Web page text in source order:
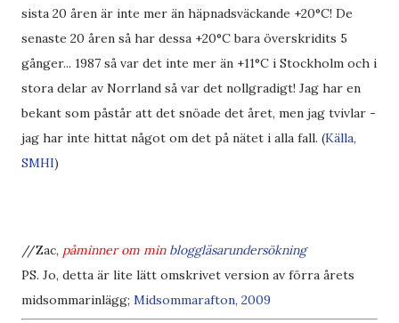
sista 20 åren är inte mer än häpnadsväckande +20°C! De
senaste 20 åren så har dessa +20°C bara överskridits 5
gånger... 1987 så var det inte mer än +11°C i Stockholm och i
stora delar av Norrland så var det nollgradigt! Jag har en
bekant som påstår att det snöade det året, men jag tvivlar -
jag har inte hittat något om det på nätet i alla fall. (Källa,
SMHI)
//Zac, påminner om min bloggläsarundersökning
PS. Jo, detta är lite lätt omskrivet version av förra årets
midsommarinlägg; Midsommarafton, 2009